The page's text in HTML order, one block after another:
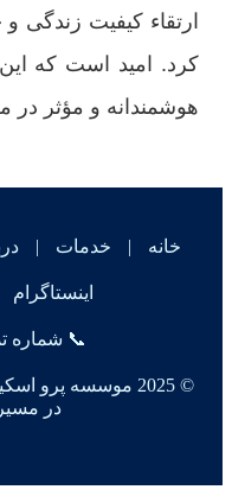
ارتقاء کیفیت زندگی
کرد. امید است که این
هوشمندانه و مؤثر
خانه | خدمات |
اینستاگرام
📞 شماره
© 2025 موسسه
در